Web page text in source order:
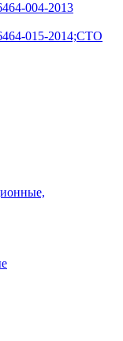
004-2013
015-2014;СТО